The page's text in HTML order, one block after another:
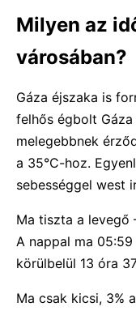
Milyen az
városában?
Gáza éjszaka is
felhős égbolt
melegebbnek
a 35°C-hoz.
sebességgel west
Ma tiszta a levegő
A nappal ma
körülbelül 13 óra
Ma csak kicsi, 3%